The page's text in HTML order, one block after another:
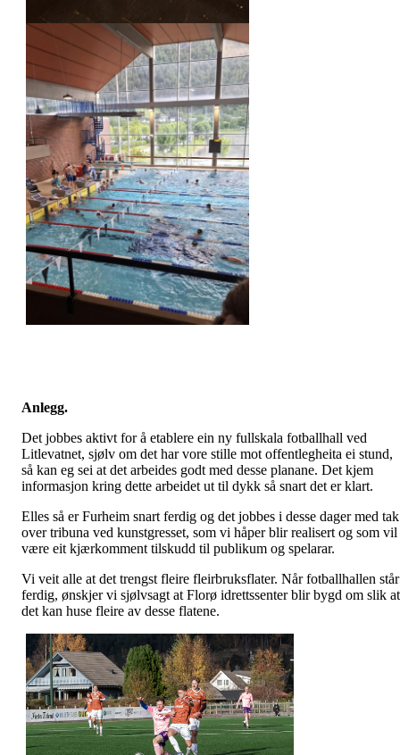
Anlegg.
Det jobbes aktivt for å etablere ein ny fullskala fotballhall ved
Litlevatnet, sjølv om det har vore stille mot offentlegheita ei stund,
så kan eg sei at det arbeides godt med desse planane. Det kjem
informasjon kring dette arbeidet ut til dykk så snart det er klart.
Elles så er Furheim snart ferdig og det jobbes i desse dager med tak
over tribuna ved kunstgresset, som vi håper blir realisert og som vil
være eit kjærkomment tilskudd til publikum og spelarar.
Vi veit alle at det trengst fleire fleirbruksflater. Når fotballhallen står
ferdig, ønskjer vi sjølvsagt at Florø idrettssenter blir bygd om slik at
det kan huse fleire av desse flatene.